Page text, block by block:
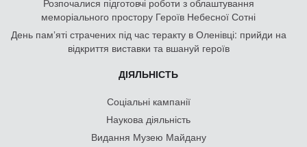
Розпочалися підготовчі роботи з облаштування
меморіального простору Героїв Небесної Сотні
День памʼяті страчених під час теракту в Оленівці: прийди на
відкриття виставки та вшануй героїв
ДІЯЛЬНІСТЬ
Соціальні кампанії
Наукова діяльність
Видання Музею Майдану